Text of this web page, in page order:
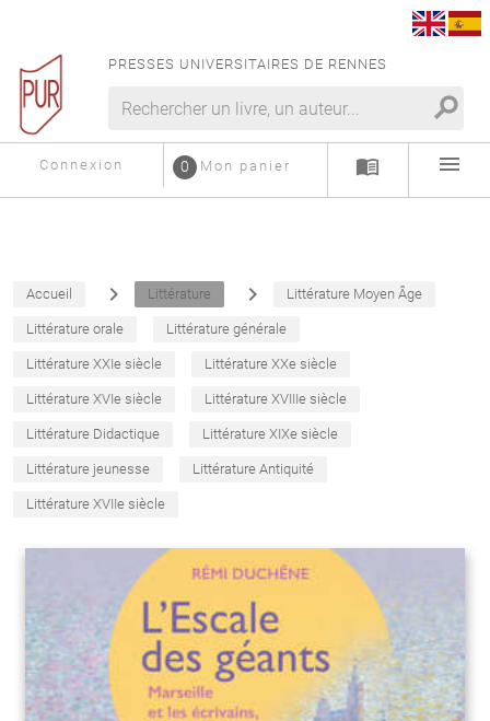
PRESSES UNIVERSITAIRES DE RENNES
search
Connexion Mon panier
0 menu_book menu
Accueil navigate_next Littérature navigate_next Littérature Moyen Âge
Littérature orale Littérature générale
Littérature XXIe siècle Littérature XXe siècle
Littérature XVIe siècle Littérature XVIIIe siècle
Littérature Didactique Littérature XIXe siècle
Littérature jeunesse Littérature Antiquité
Littérature XVIIe siècle